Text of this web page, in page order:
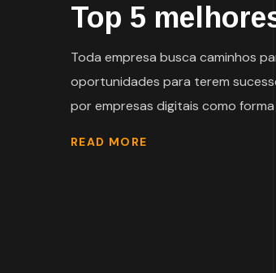
Top 5
Toda empresa busca caminhos
oportunidades para terem
por empresas digitais como
READ MORE